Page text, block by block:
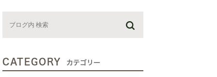
CATEGORY カテゴリー